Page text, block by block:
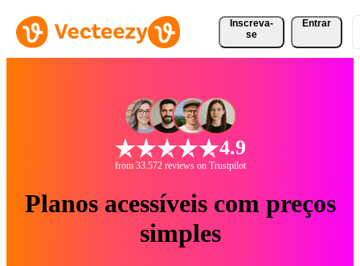
Inscreva-
se
Entrar
4.9
from 33.572 reviews on Trustpilot
Planos acessíveis com preços
simples